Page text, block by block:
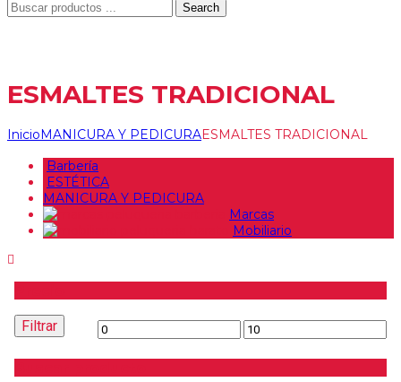
Search
ESMALTES TRADICIONAL
InicioMANICURA Y PEDICURAESMALTES TRADICIONAL
Barbería
ESTÉTICA
MANICURA Y PEDICURA
Marcas
Mobiliario
Precio
mínimo
Precio
máximo
Filtrar